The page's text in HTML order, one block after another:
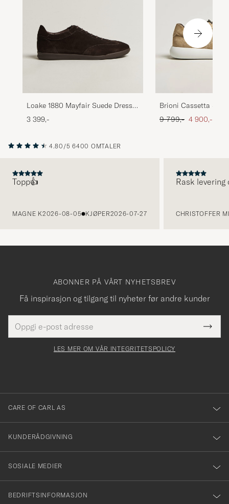
Loake 1880 Mayfair Suede Dress
Sneaker Dark Brown
3 399,-
Brioni Cassetta
Suede
Ordinær pris
9 799,- Nedsatt pris
4 900,-
4.80/5 6400 OMTALER
Topp👍
MAGNE K2026-08-05 KJØPER2026-07-27
Rask
CHRISTOFFER
ABONNER PÅ VÅRT NYHETSBREV
Få inspirasjon og tilgang til nyheter før andre kunder
postadresse
felt
Tack
för
dig
till
vårt
nyhetsbrev!
LES MER OM VÅR INTEGRITETSPOLICY
CARE OF CARL AS
KUNDERÅDGIVNING
SOSIALE MEDIER
BEDRIFTSINFORMASJON